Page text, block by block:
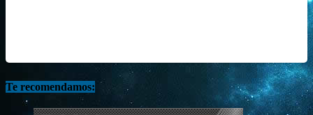
Te recomendamos: